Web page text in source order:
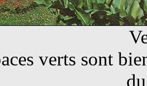
verts sont